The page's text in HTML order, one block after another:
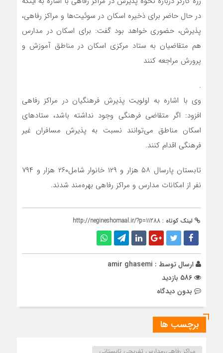
در حال حاضر برای ذخیره اسکان در سوئیت‌ها و مراکز رفاهی،
پذیرش، حضوری خواهد بود گفت: برای اسکان در مدارس
هم متقاضیان به ستاد مرکزی اسکان در مناطق آموزش و
پرورش مراجعه کنند
.
وی با اشاره به اولویت پذیرش فرهنگیان در مراکز رفاهی
افزود: اگر متقاضی فرهنگی وجود نداشته باشد، ستاد‌های
اسکان مناطق می‌توانند نسبت به پذیرش مسافران غیر
فرهنگی اقدام کنند.
تابستان پارسال ۵۸ هزار و ۱۲۹ خانوار شامل۲۶۰ هزار و ۷۹۴
نفر از امکانات مدارس و مراکز رفاهی بهره‌مند شدند.
لینک کوتاه : http://negineshomaal.ir/?p=11288
ارسال توسط : amir ghasemi
بدون دیدگاه
برچسب ها